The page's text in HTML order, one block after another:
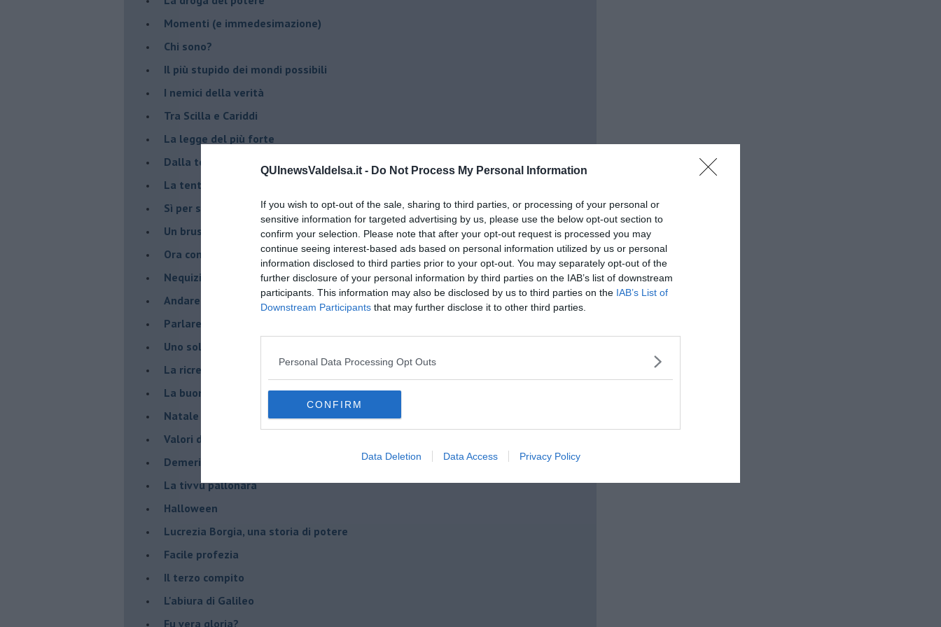
QUInewsValdelsa.it - Do Not Process My Personal Information
If you wish to opt-out of the sale, sharing to third parties, or processing of your personal or
sensitive information for targeted advertising by us, please use the below opt-out section to
confirm your selection. Please note that after your opt-out request is processed you may
continue seeing interest-based ads based on personal information utilized by us or personal
information disclosed to third parties prior to your opt-out. You may separately opt-out of the
further disclosure of your personal information by third parties on the IAB’s list of downstream
participants. This information may also be disclosed by us to third parties on the IAB’s List of
Downstream Participants that may further disclose it to other third parties.
Personal Data Processing Opt Outs
CONFIRM
Data Deletion Data Access Privacy Policy
Momenti (e immedesimazione)
Chi sono?
Il più stupido dei mondi possibili
I nemici della verità
Tra Scilla e Cariddi
La legge del più forte
Dalla terra alla luna
La tentazione
​Sì per sempre? O no al momento?
Un brusco risveglio
Ora come allora
Nequizia
Andare oltre lo specchio
Parlare con la televisione
Uno solo al comando?
La ricreazione è finita
La buona notizia
Natale con l'elmetto
Valori dubbi miti fasulli
Demeritocrazia
La tivvù pallonara
Halloween
​Lucrezia Borgia, una storia di potere
Facile profezia
Il terzo compito
L'abiura di Galileo
Fu vera gloria?